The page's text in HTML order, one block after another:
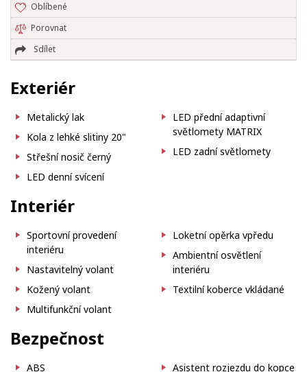
Oblíbené
Porovnat
Sdílet
Exteriér
Metalický lak
Kola z lehké slitiny 20"
Střešní nosič černý
LED denní svícení
LED přední adaptivní
světlomety MATRIX
LED zadní světlomety
Interiér
Sportovní provedení
interiéru
Nastavitelný volant
Kožený volant
Multifunkční volant
Loketní opěrka vpředu
Ambientní osvětlení
interiéru
Textilní koberce vkládané
Bezpečnost
ABS
Asistent rozjezdu do kopce